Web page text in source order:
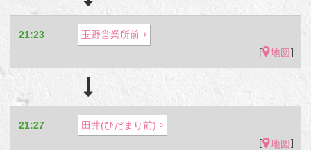
21:23
玉野営業所前
[
地図]
21:27
田井(ひだまり前)
[
地図]